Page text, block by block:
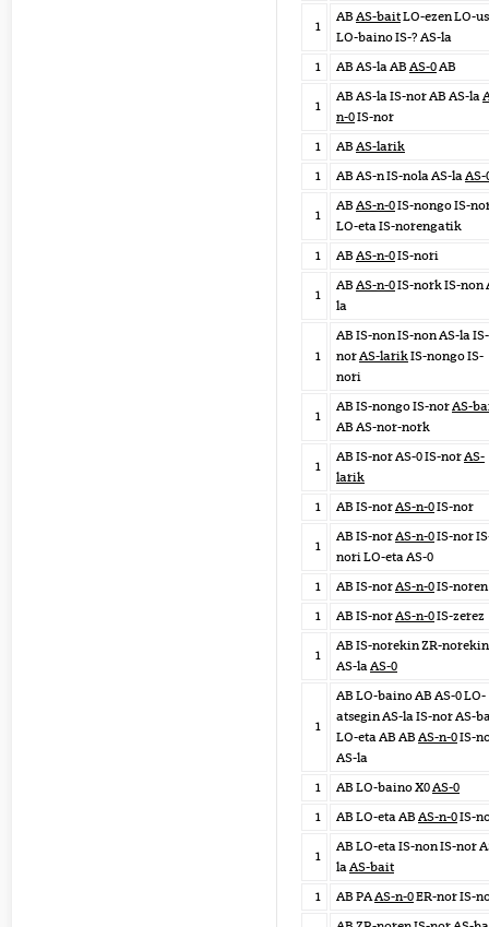
1
AB AS-baitLO-ezen LO-
LO-baino IS-? AS-la
1
AB AS-la AB AS-0AB
1
AB AS-la IS-nor AB AS-la
n-0IS-nor
1
AB AS-larik
1
AB AS-n IS-nola AS-laAS-
1
AB AS-n-0IS-nongo IS-
LO-eta IS-norengatik
1
AB AS-n-0IS-nori
1
AB AS-n-0IS-nork IS-non
la
1
AB IS-non IS-non AS-la IS-
norAS-larikIS-nongo IS-
nori
1
AB IS-nongo IS-norAS-
AB AS-nor-nork
1
AB IS-nor AS-0 IS-norAS-
larik
1
AB IS-norAS-n-0IS-nor
1
AB IS-norAS-n-0IS-nor
nori LO-eta AS-0
1
AB IS-norAS-n-0IS-noren
1
AB IS-norAS-n-0IS-zerez
1
AB IS-norekin ZR-norekin
AS-laAS-0
1
AB LO-baino AB AS-0 LO-
atsegin AS-la IS-nor AS-
LO-eta AB AB AS-n-0IS-
AS-la
1
AB LO-baino X0AS-0
1
AB LO-eta AB AS-n-0IS-
1
AB LO-eta IS-non IS-nor
laAS-bait
1
AB PAAS-n-0ER-nor IS-